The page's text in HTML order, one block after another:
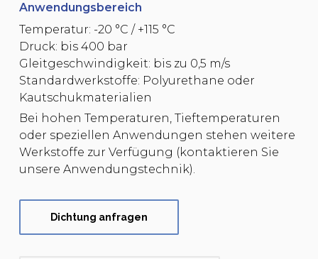
Anwendungsbereich
Temperatur: -20 °C / +115 °C
Druck: bis 400 bar
Gleitgeschwindigkeit: bis zu 0,5 m/s
Standardwerkstoffe: Polyurethane oder
Kautschukmaterialien
Bei hohen Temperaturen, Tieftemperaturen
oder speziellen Anwendungen stehen weitere
Werkstoffe zur Verfügung (kontaktieren Sie
unsere Anwendungstechnik).
Dichtung anfragen